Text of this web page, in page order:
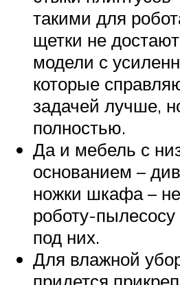
такими для
щетки не
модели с
которые
задачей лучше,
полностью.
Да и мебель с
основанием –
ножки шкафа –
роботу-пылесосу
под них.
Для влажной